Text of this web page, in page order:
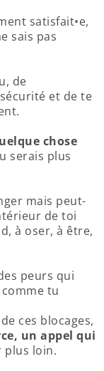
satisfait•e,
sais pas
de
et de te
chose
serais plus
mais peut-
de toi
à oser, à être,
peurs qui
tu
ces blocages,
un appel qui
plus loin.